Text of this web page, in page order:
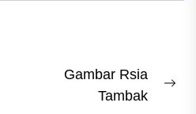
Gambar Rsia
Tambak